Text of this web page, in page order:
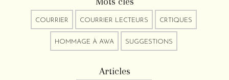
COURRIER COURRIER LECTEURS CRTIQUES
HOMMAGE À AWA SUGGESTIONS
Articles